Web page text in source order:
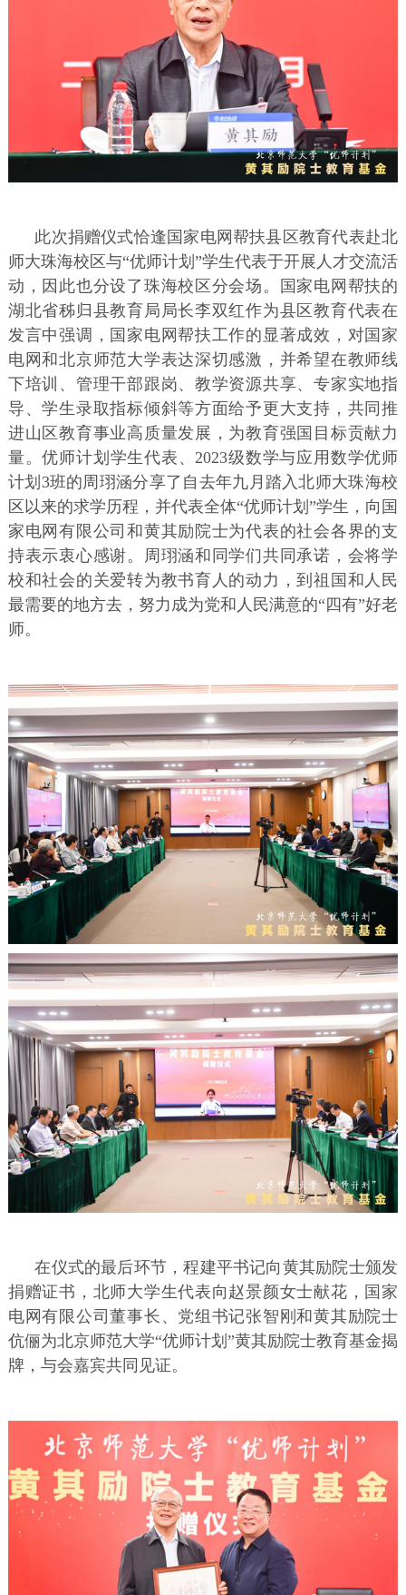
此次捐赠仪式恰逢国家电网帮扶县区教育代表赴北
师大珠海校区与“优师计划”学生代表于开展人才交流活
动，因此也分设了珠海校区分会场。国家电网帮扶的
湖北省秭归县教育局局长李双红作为县区教育代表在
发言中强调，国家电网帮扶工作的显著成效，对国家
电网和北京师范大学表达深切感激，并希望在教师线
下培训、管理干部跟岗、教学资源共享、专家实地指
导、学生录取指标倾斜等方面给予更大支持，共同推
进山区教育事业高质量发展，为教育强国目标贡献力
量。优师计划学生代表、2023级数学与应用数学优师
计划3班的周珝涵分享了自去年九月踏入北师大珠海校
区以来的求学历程，并代表全体“优师计划”学生，向国
家电网有限公司和黄其励院士为代表的社会各界的支
持表示衷心感谢。周珝涵和同学们共同承诺，会将学
校和社会的关爱转为教书育人的动力，到祖国和人民
最需要的地方去，努力成为党和人民满意的“四有”好老
师。
在仪式的最后环节，程建平书记向黄其励院士颁发
捐赠证书，北师大学生代表向赵景颜女士献花，国家
电网有限公司董事长、党组书记张智刚和黄其励院士
伉俪为北京师范大学“优师计划”黄其励院士教育基金揭
牌，与会嘉宾共同见证。